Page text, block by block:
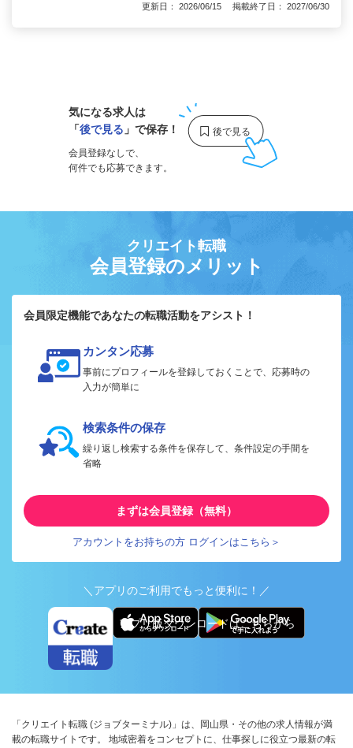
更新日： 2026/06/15 掲載終了日： 2027/06/30
気になる求人は
「後で見る 」で保存！
会員登録なしで、
何件でも応募できます。
クリエイト転職
会員登録のメリット
会員限定機能であなたの転職活動をアシスト！
カンタン応募
事前にプロフィールを登録しておくことで、応募時の
入力が簡単に
検索条件の保存
繰り返し検索する条件を保存して、条件設定の手間を
省略
まずは会員登録（無料）
アカウントをお持ちの方 ログインはこちら＞
＼アプリのご利用でもっと便利に！／
アプリ版ダウンロードはこちらから
「クリエイト転職 (ジョブターミナル)」は、岡山県・その他の求人情報が満
載の転職サイトです。 地域密着をコンセプトに、仕事探しに役立つ最新の転